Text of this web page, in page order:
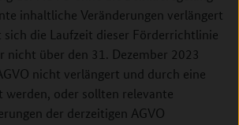
inhaltliche Veränderungen verlängert
sich die Laufzeit dieser Förderrichtlinie
nicht über den 31. Dezember 2023
nicht verlängert und durch eine
werden, oder sollten relevante
der derzeitigen AGVO